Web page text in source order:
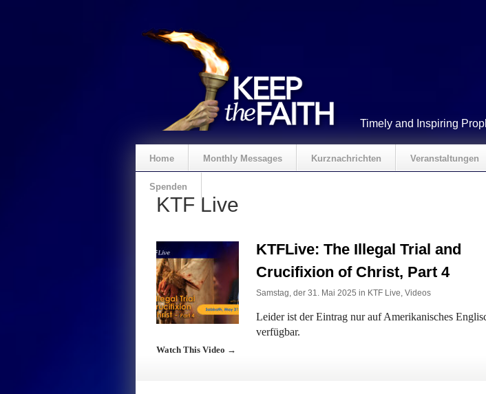
Timely and Inspiring
Home Monthly Messages Kurznachrichten Veranstaltungen
Spenden
KTF Live
KTFLive: The Illegal Trial and
Crucifixion of Christ, Part 4
Samstag, der 31. Mai 2025 in KTF Live, Videos
Leider ist der Eintrag nur auf Amerikanisches
verfügbar.
Watch This Video →